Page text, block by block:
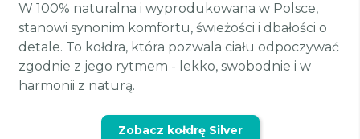
W 100% naturalna i wyprodukowana w Polsce,
stanowi synonim komfortu, świeżości i dbałości o
detale. To kołdra, która pozwala ciału odpoczywać
zgodnie z jego rytmem - lekko, swobodnie i w
harmonii z naturą.
Zobacz kołdrę Silver